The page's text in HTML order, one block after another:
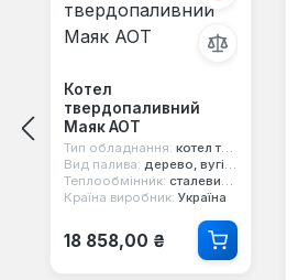
Котел
твердопаливний
Маяк АОТ
Тип обладнання: котел твердопаливний
Вид палива: дерево, вугілля
Теплообмінник: сталевий 4 мм
Країна виробник: Україна
Звичайна ціна:
18 858,00 ₴